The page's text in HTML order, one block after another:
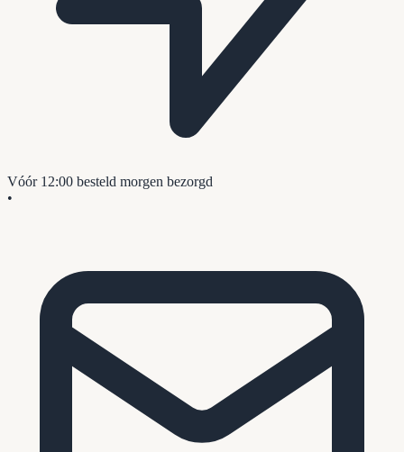
Vóór 12:00 besteld morgen bezorgd
•